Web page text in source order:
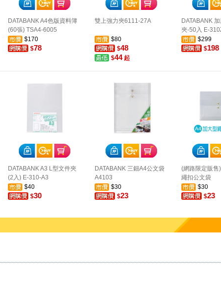
DATABANK A4色版資料簿
(60張) TSA4-6005
$170
$78
雙上強力夾6111-27A
$80
$48
$44起
DATABANK
夾-50入 E-
$299
$198
DATABANK A3 L型文件夾
(2入) E-310-A3
$40
$30
DATABANK 三鈿A4公文袋
A4103
$30
$23
(網路限定販售
繩扣公文袋
$30
$23